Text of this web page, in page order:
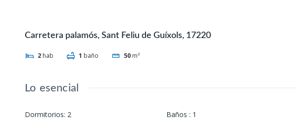
Carretera palamós, Sant Feliu de Guíxols, 17220
2 hab 1 baño 50 m²
Lo esencial
Dormitorios: 2 Baños : 1